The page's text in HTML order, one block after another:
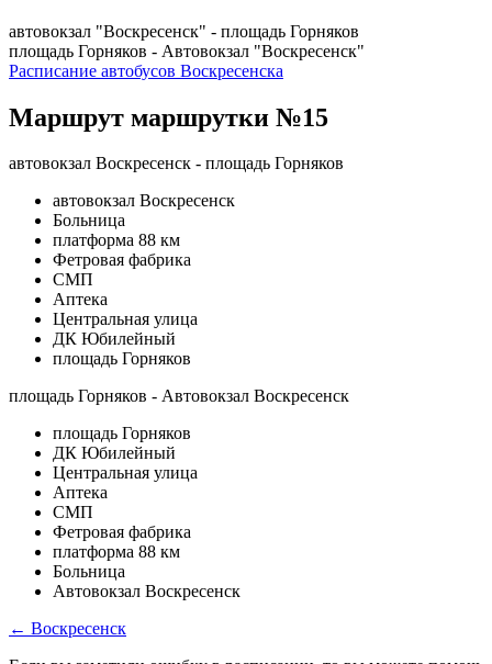
автовокзал "Воскресенск" - площадь Горняков
площадь Горняков - Автовокзал "Воскресенск"
Расписание автобусов Воскресенска
Маршрут маршрутки №15
автовокзал Воскресенск - площадь Горняков
автовокзал Воскресенск
Больница
платформа 88 км
Фетровая фабрика
СМП
Аптека
Центральная улица
ДК Юбилейный
площадь Горняков
площадь Горняков - Автовокзал Воскресенск
площадь Горняков
ДК Юбилейный
Центральная улица
Аптека
СМП
Фетровая фабрика
платформа 88 км
Больница
Автовокзал Воскресенск
← Воскресенск